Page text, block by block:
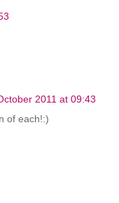
2011 at 09:43
of each!:)